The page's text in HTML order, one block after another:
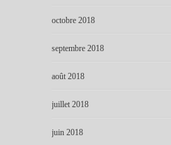
octobre 2018
septembre 2018
août 2018
juillet 2018
juin 2018